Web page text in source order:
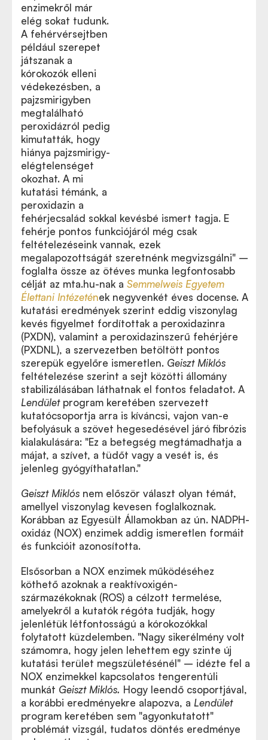
enzimekről már
elég sokat tudunk.
A fehérvérsejtben
például szerepet
játszanak a
kórokozók elleni
védekezésben, a
pajzsmirigyben
megtalálható
peroxidázról pedig
kimutatták, hogy
hiánya pajzsmirigy-
elégtelenséget
okozhat. A mi
kutatási témánk, a
peroxidazin a
fehérjecsalád sokkal kevésbé ismert tagja. E
fehérje pontos funkciójáról még csak
feltételezéseink vannak, ezek
megalapozottságát szeretnénk megvizsgálni" –
foglalta össze az ötéves munka legfontosabb
célját az mta.hu-nak a Semmelweis Egyetem
Élettani Intézetének negyvenkét éves docense. A
kutatási eredmények szerint eddig viszonylag
kevés figyelmet fordítottak a peroxidazinra
(PXDN), valamint a peroxidazinszerű fehérjére
(PXDNL), a szervezetben betöltött pontos
szerepük egyelőre ismeretlen. Geiszt Miklós
feltételezése szerint a sejt közötti állomány
stabilizálásában láthatnak el fontos feladatot. A
Lendület program keretében szervezett
kutatócsoportja arra is kíváncsi, vajon van-e
befolyásuk a szövet hegesedésével járó fibrózis
kialakulására: "Ez a betegség megtámadhatja a
májat, a szívet, a tüdőt vagy a vesét is, és
jelenleg gyógyíthatatlan."
Geiszt Miklós nem először választ olyan témát,
amellyel viszonylag kevesen foglalkoznak.
Korábban az Egyesült Államokban az ún. NADPH-
oxidáz (NOX) enzimek addig ismeretlen formáit
és funkcióit azonosította.
Elsősorban a NOX enzimek működéséhez
köthető azoknak a reaktívoxigén-
származékoknak (ROS) a célzott termelése,
amelyekről a kutatók régóta tudják, hogy
jelenlétük létfontosságú a kórokozókkal
folytatott küzdelemben. "Nagy sikerélmény volt
számomra, hogy jelen lehettem egy szinte új
kutatási terület megszületésénél" – idézte fel a
NOX enzimekkel kapcsolatos tengerentúli
munkát Geiszt Miklós. Hogy leendő csoportjával,
a korábbi eredményekre alapozva, a Lendület
program keretében sem "agyonkutatott"
problémát vizsgál, tudatos döntés eredménye